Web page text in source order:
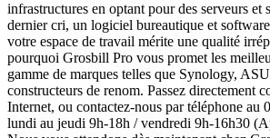
infrastructures en optant pour des serveurs et
dernier cri, un logiciel bureautique et
votre espace de travail mérite une qualité
pourquoi Grosbill Pro vous promet les
gamme de marques telles que Synology,
constructeurs de renom. Passez directement
Internet, ou contactez-nous par téléphone au
lundi au jeudi 9h-18h / vendredi 9h-16h30